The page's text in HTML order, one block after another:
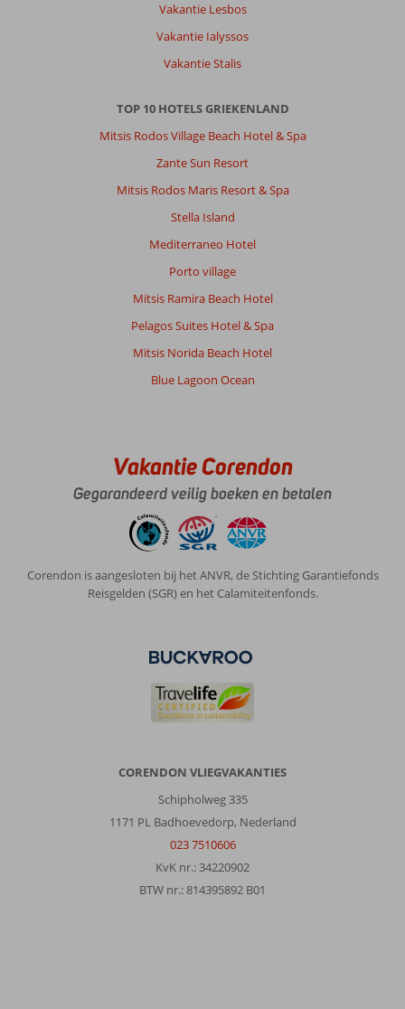
Vakantie Lesbos
Vakantie Ialyssos
Vakantie Stalis
TOP 10 HOTELS GRIEKENLAND
Mitsis Rodos Village Beach Hotel & Spa
Zante Sun Resort
Mitsis Rodos Maris Resort & Spa
Stella Island
Mediterraneo Hotel
Porto village
Mitsis Ramira Beach Hotel
Pelagos Suites Hotel & Spa
Mitsis Norida Beach Hotel
Blue Lagoon Ocean
Vakantie Corendon
Gegarandeerd veilig boeken en betalen
Corendon is aangesloten bij het ANVR, de Stichting Garantiefonds
Reisgelden (SGR) en het Calamiteitenfonds.
CORENDON VLIEGVAKANTIES
Schipholweg 335
1171 PL Badhoevedorp, Nederland
023 7510606
KvK nr.: 34220902
BTW nr.: 814395892 B01